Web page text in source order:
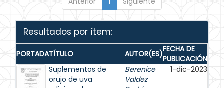
Resultados por ítem:
PORTADATÍTULO AUTOR(ES)FECHA DE
PUBLICACIÓN
Suplementos de
orujo de uva
Berenice
Valdez
1-dic-2023